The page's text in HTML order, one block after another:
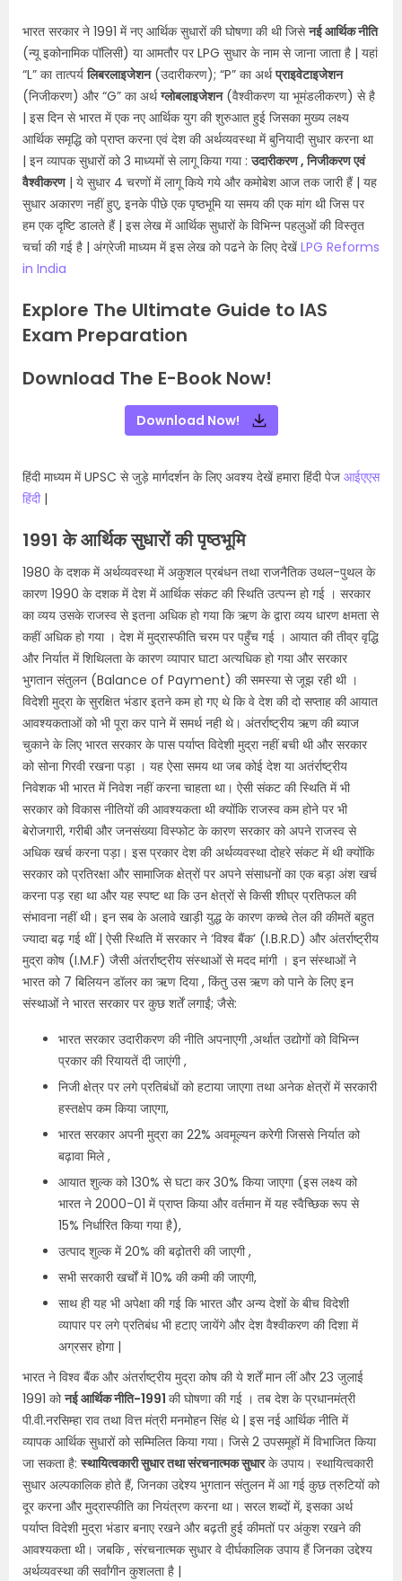
भारत सरकार ने 1991 में नए आर्थिक सुधारों की घोषणा की थी जिसेनई आर्थिक नीति
(न्यू इकोनामिक पॉलिसी) या आमतौर पर LPG सुधार के नाम से जाना जाता है | यहां
“L” का तात्पर्यलिबरलाइजेशन(उदारीकरण); “P” का अर्थप्राइवेटाइजेशन
(निजीकरण) और “G” का अर्थग्लोबलाइजेशन(वैश्वीकरण या भूमंडलीकरण) से है
| इस दिन से भारत में एक नए आर्थिक युग की शुरुआत हुई जिसका मुख्य लक्ष्य
आर्थिक समृद्धि को प्राप्त करना एवं देश की अर्थव्यवस्था में बुनियादी सुधार करना था
| इन व्यापक सुधारों को 3 माध्यमों से लागू किया गया :उदारीकरण , निजीकरण एवं
वैश्वीकरण| ये सुधार 4 चरणों में लागू किये गये और कमोबेश आज तक जारी हैं | यह
सुधार अकारण नहीं हुए, इनके पीछे एक पृष्ठभूमि या समय की एक मांग थी जिस पर
हम एक दृष्टि डालते हैं | इस लेख में आर्थिक सुधारों के विभिन्न पहलुओं की विस्तृत
चर्चा की गई है | अंग्रेजी माध्यम में इस लेख को पढने के लिए देखें LPG Reforms
in India
Explore The Ultimate Guide to IAS
Exam Preparation
Download The E-Book Now!
Download Now!
हिंदी माध्यम में UPSC से जुड़े मार्गदर्शन के लिए अवश्य देखें हमारा हिंदी पेज आईएएस
हिंदी|
1991 के आर्थिक सुधारों की पृष्ठभूमि
1980 के दशक में अर्थव्यवस्था में अकुशल प्रबंधन तथा राजनैतिक उथल-पुथल के
कारण 1990 के दशक में देश में आर्थिक संकट की स्थिति उत्पन्न हो गई । सरकार
का व्यय उसके राजस्व से इतना अधिक हो गया कि ऋण के द्वारा व्यय धारण क्षमता से
कहीं अधिक हो गया । देश में मुद्रास्फीति चरम पर पहुँच गई । आयात की तीव्र वृद्धि
और निर्यात में शिथिलता के कारण व्यापार घाटा अत्यधिक हो गया और सरकार
भुगतान संतुलन (Balance of Payment) की समस्या से जूझ रही थी ।
विदेशी मुद्रा के सुरक्षित भंडार इतने कम हो गए थे कि वे देश की दो सप्ताह की आयात
आवश्यकताओं को भी पूरा कर पाने में समर्थ नही थे। अंतर्राष्ट्रीय ऋण की ब्याज
चुकाने के लिए भारत सरकार के पास पर्याप्त विदेशी मुद्रा नहीं बची थी और सरकार
को सोना गिरवी रखना पड़ा । यह ऐसा समय था जब कोई देश या अतंर्राष्ट्रीय
निवेशक भी भारत में निवेश नहीं करना चाहता था। ऐसी संकट की स्थिति में भी
सरकार को विकास नीतियों की आवश्यकता थी क्योंकि राजस्व कम होने पर भी
बेरोजगारी, गरीबी और जनसंख्या विस्फोट के कारण सरकार को अपने राजस्व से
अधिक खर्च करना पड़ा। इस प्रकार देश की अर्थव्यवस्था दोहरे संकट में थी क्योंकि
सरकार को प्रतिरक्षा और सामाजिक क्षेत्रों पर अपने संसाधनों का एक बड़ा अंश खर्च
करना पड़ रहा था और यह स्पष्ट था कि उन क्षेत्रों से किसी शीघ्र प्रतिफल की
संभावना नहीं थी। इन सब के अलावे खाड़ी युद्ध के कारण कच्चे तेल की कीमतें बहुत
ज्यादा बढ़ गई थीं | ऐसी स्थिति में सरकार ने ‘विश्व बैंक’ (I.B.R.D) और अंतर्राष्ट्रीय
मुद्रा कोष (I.M.F) जैसी अंतर्राष्ट्रीय संस्थाओं से मदद मांगी । इन संस्थाओं ने
भारत को 7 बिलियन डॉलर का ऋण दिया , किंतु उस ऋण को पाने के लिए इन
संस्थाओं ने भारत सरकार पर कुछ शर्तें लगाईं; जैसे:
भारत सरकार उदारीकरण की नीति अपनाएगी ,अर्थात उद्योगों को विभिन्न
प्रकार की रियायतें दी जाएंगी ,
निजी क्षेत्र पर लगे प्रतिबंधों को हटाया जाएगा तथा अनेक क्षेत्रों में सरकारी
हस्तक्षेप कम किया जाएगा,
भारत सरकार अपनी मुद्रा का 22% अवमूल्यन करेगी जिससे निर्यात को
बढ़ावा मिले ,
आयात शुल्क को 130% से घटा कर 30% किया जाएगा (इस लक्ष्य को
भारत ने 2000-01 में प्राप्त किया और वर्तमान में यह स्वैच्छिक रूप से
15% निर्धारित किया गया है),
उत्पाद शुल्क में 20% की बढ़ोतरी की जाएगी ,
सभी सरकारी खर्चों में 10% की कमी की जाएगी,
साथ ही यह भी अपेक्षा की गई कि भारत और अन्य देशों के बीच विदेशी
व्यापार पर लगे प्रतिबंध भी हटाए जायेंगे और देश वैश्वीकरण की दिशा में
अग्रसर होगा |
भारत ने विश्व बैंक और अंतर्राष्ट्रीय मुद्रा कोष की ये शर्तें मान लीं और 23 जुलाई
1991 कोनई आर्थिक नीति-1991 की घोषणा की गई । तब देश के प्रधानमंत्री
पी.वी.नरसिम्हा राव तथा वित्त मंत्री मनमोहन सिंह थे | इस नई आर्थिक नीति में
व्यापक आर्थिक सुधारों को सम्मिलित किया गया। जिसे 2 उपसमूहों में विभाजित किया
जा सकता है:स्थायित्वकारी सुधार तथा संरचनात्मक सुधारके उपाय। स्थायित्वकारी
सुधार अल्पकालिक होते हैं, जिनका उद्देश्य भुगतान संतुलन में आ गई कुछ त्रुटियों को
दूर करना और मुद्रास्फीति का नियंत्रण करना था। सरल शब्दों में, इसका अर्थ
पर्याप्त विदेशी मुद्रा भंडार बनाए रखने और बढ़ती हुई कीमतों पर अंकुश रखने की
आवश्यकता थी। जबकि , संरचनात्मक सुधार वे दीर्घकालिक उपाय हैं जिनका उद्देश्य
अर्थव्यवस्था की सर्वांगीन कुशलता है |